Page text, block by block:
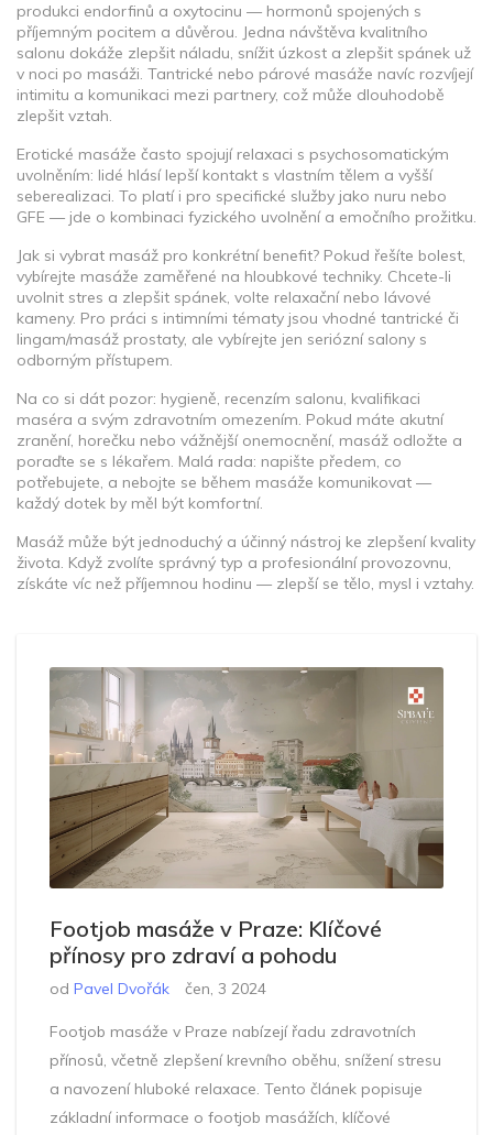
produkci endorfinů a oxytocinu — hormonů spojených s
příjemným pocitem a důvěrou. Jedna návštěva kvalitního
salonu dokáže zlepšit náladu, snížit úzkost a zlepšit spánek už
v noci po masáži. Tantrické nebo párové masáže navíc rozvíjejí
intimitu a komunikaci mezi partnery, což může dlouhodobě
zlepšit vztah.
Erotické masáže často spojují relaxaci s psychosomatickým
uvolněním: lidé hlásí lepší kontakt s vlastním tělem a vyšší
seberealizaci. To platí i pro specifické služby jako nuru nebo
GFE — jde o kombinaci fyzického uvolnění a emočního prožitku.
Jak si vybrat masáž pro konkrétní benefit? Pokud řešíte bolest,
vybírejte masáže zaměřené na hloubkové techniky. Chcete-li
uvolnit stres a zlepšit spánek, volte relaxační nebo lávové
kameny. Pro práci s intimními tématy jsou vhodné tantrické či
lingam/masáž prostaty, ale vybírejte jen seriózní salony s
odborným přístupem.
Na co si dát pozor: hygieně, recenzím salonu, kvalifikaci
maséra a svým zdravotním omezením. Pokud máte akutní
zranění, horečku nebo vážnější onemocnění, masáž odložte a
poraďte se s lékařem. Malá rada: napište předem, co
potřebujete, a nebojte se během masáže komunikovat —
každý dotek by měl být komfortní.
Masáž může být jednoduchý a účinný nástroj ke zlepšení kvality
života. Když zvolíte správný typ a profesionální provozovnu,
získáte víc než příjemnou hodinu — zlepší se tělo, mysl i vztahy.
Footjob masáže v Praze: Klíčové
přínosy pro zdraví a pohodu
od Pavel Dvořák čen, 3 2024
Footjob masáže v Praze nabízejí řadu zdravotních
přínosů, včetně zlepšení krevního oběhu, snížení stresu
a navození hluboké relaxace. Tento článek popisuje
základní informace o footjob masážích, klíčové